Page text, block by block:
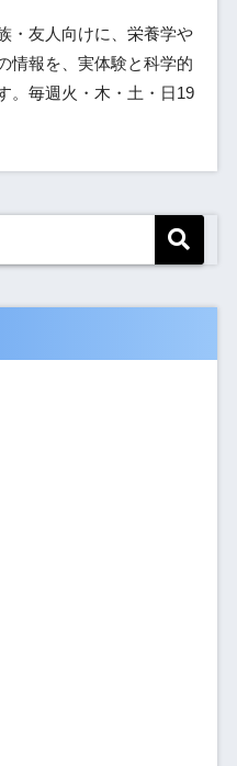
・友人向けに、栄養学や
情報を、実体験と科学的
。毎週火・木・土・日19